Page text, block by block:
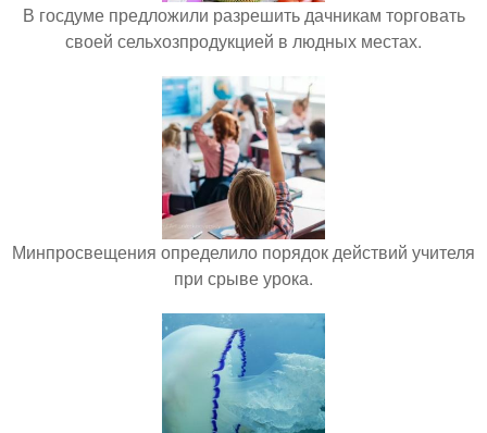
В госдуме предложили разрешить дачникам торговать
своей сельхозпродукцией в людных местах.
Минпросвещения определило порядок действий учителя
при срыве урока.